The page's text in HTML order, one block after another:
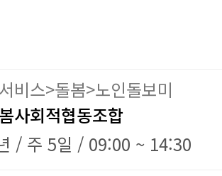
비스>돌봄>노인돌보미
사회적협동조합
/ 주 5일 / 09:00 ~ 14:30